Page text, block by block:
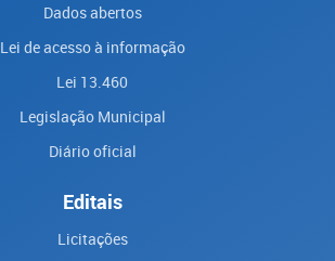
Dados abertos
Lei de acesso à informação
Lei 13.460
Legislação Municipal
Diário oficial
Editais
Licitações